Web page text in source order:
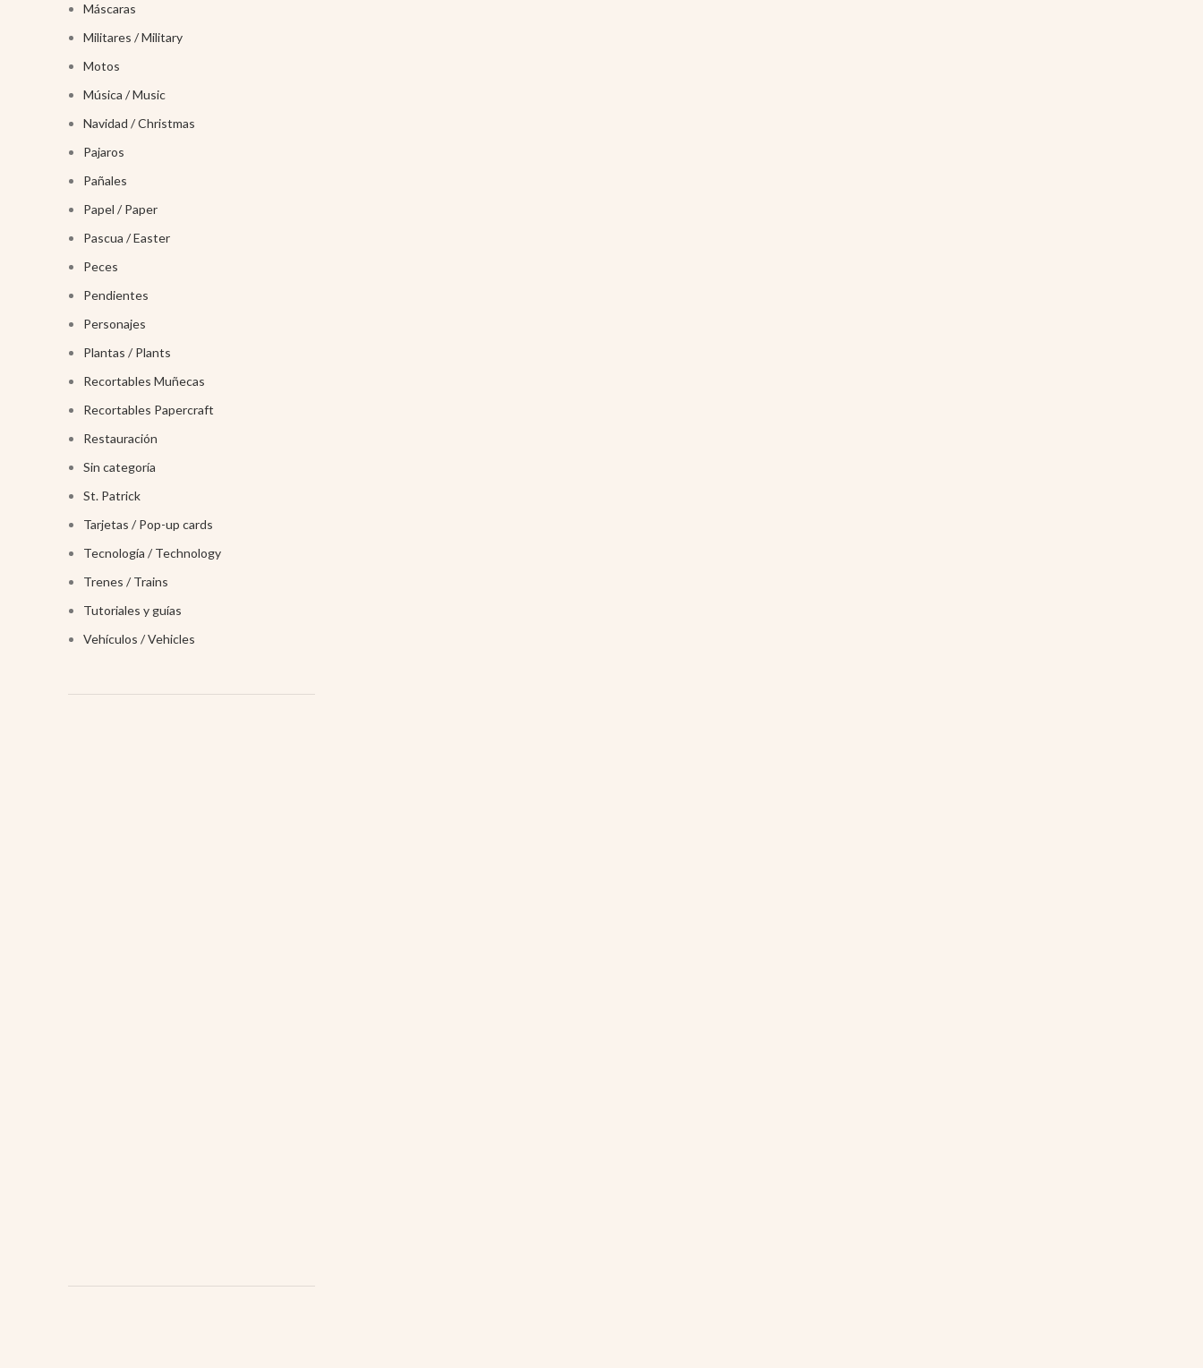
Máscaras
Militares / Military
Motos
Música / Music
Navidad / Christmas
Pajaros
Pañales
Papel / Paper
Pascua / Easter
Peces
Pendientes
Personajes
Plantas / Plants
Recortables Muñecas
Recortables Papercraft
Restauración
Sin categoría
St. Patrick
Tarjetas / Pop-up cards
Tecnología / Technology
Trenes / Trains
Tutoriales y guías
Vehículos / Vehicles